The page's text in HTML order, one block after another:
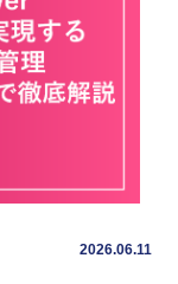
2026.06.11